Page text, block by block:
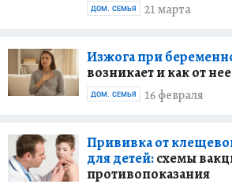
21 марта
ДОМ. СЕМЬЯ
Изжога при
возникает и как от
16 февраля
ДОМ. СЕМЬЯ
Прививка от
для детей:схемы
противопоказания